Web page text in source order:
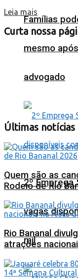
Famílias
mesmo
advogado
2º
vagas
mil
Leia mais
Curta nossa
Últimas notícias
Quem são as
Rodeio de Rio
Rio Bananal
atrações